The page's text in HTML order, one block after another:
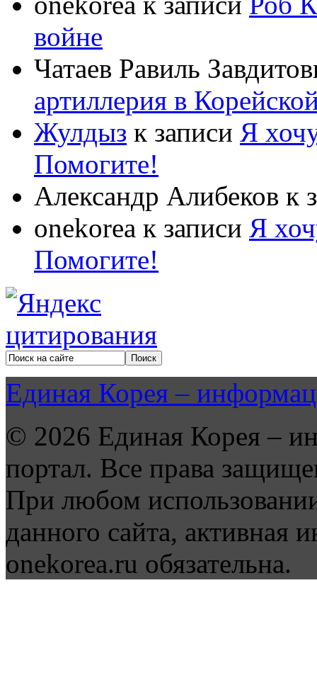
войне
Чатаев Равиль
артиллерия в
Жулдыз к записи Я
Помогите!
Александр Алибеков к
onekorea к записи Я
Помогите!
Единая Корея –
© 2026 Единая Корея –
портал. Все права
При любом
данного сайта, активная
onekorea.ru обязательна.